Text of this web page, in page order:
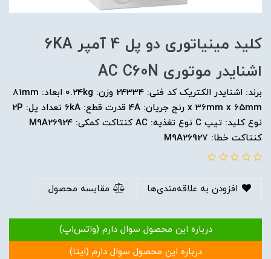
کلید مينياتوری دو پل 4 آمپر 6KA
اشنایدر موتوری AC C60N
برند: اشنایدر الکتریک کد فنی: 24334 وزن: 0.24kg ابعاد: 81mm
x 36mm x 65mm رنج جریان: 4A قدرت قطع: 6kA تعداد پل: 2P
نوع کلید: تیپ C نوع تغذیه: AC کنتاکت کمکی: M9A26924
کنتاکت خطا: M9A26927
افزودن به علاقه‌مندی‌ها مقایسه محصول
درباره این محصول سوال دارم (واتس‌اپ)
درباره این محصول سوال دارم (ایتا)